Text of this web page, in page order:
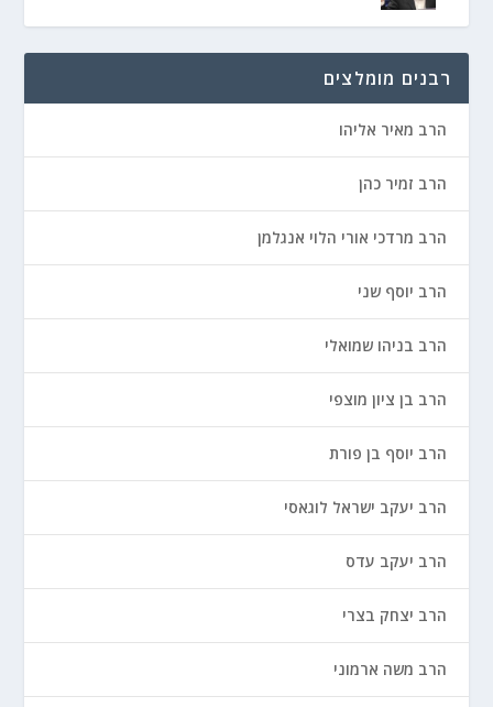
רבנים מומלצים
הרב מאיר אליהו
הרב זמיר כהן
הרב מרדכי אורי הלוי אנגלמן
הרב יוסף שני
הרב בניהו שמואלי
הרב בן ציון מוצפי
הרב יוסף בן פורת
הרב יעקב ישראל לוגאסי
הרב יעקב עדס
הרב יצחק בצרי
הרב משה ארמוני